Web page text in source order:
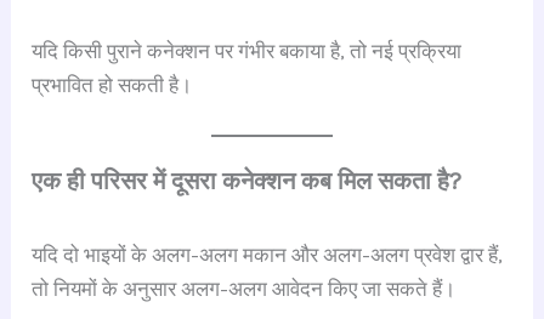
यदि किसी पुराने कनेक्शन पर गंभीर बकाया है, तो नई प्रक्रिया
प्रभावित हो सकती है।
एक ही परिसर में दूसरा कनेक्शन कब मिल सकता है?
यदि दो भाइयों के अलग-अलग मकान और अलग-अलग प्रवेश द्वार हैं,
तो नियमों के अनुसार अलग-अलग आवेदन किए जा सकते हैं।